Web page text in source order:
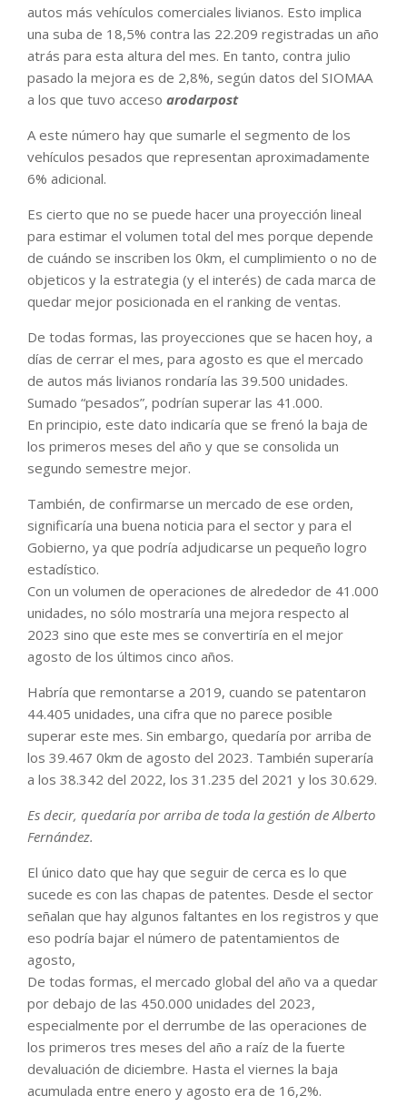
autos más vehículos comerciales livianos. Esto implica
una suba de 18,5% contra las 22.209 registradas un año
atrás para esta altura del mes. En tanto, contra julio
pasado la mejora es de 2,8%, según datos del SIOMAA
a los que tuvo acceso arodarpost
A este número hay que sumarle el segmento de los
vehículos pesados que representan aproximadamente
6% adicional.
Es cierto que no se puede hacer una proyección lineal
para estimar el volumen total del mes porque depende
de cuándo se inscriben los 0km, el cumplimiento o no de
objeticos y la estrategia (y el interés) de cada marca de
quedar mejor posicionada en el ranking de ventas.
De todas formas, las proyecciones que se hacen hoy, a
días de cerrar el mes, para agosto es que el mercado
de autos más livianos rondaría las 39.500 unidades.
Sumado “pesados”, podrían superar las 41.000.
En principio, este dato indicaría que se frenó la baja de
los primeros meses del año y que se consolida un
segundo semestre mejor.
También, de confirmarse un mercado de ese orden,
significaría una buena noticia para el sector y para el
Gobierno, ya que podría adjudicarse un pequeño logro
estadístico.
Con un volumen de operaciones de alrededor de 41.000
unidades, no sólo mostraría una mejora respecto al
2023 sino que este mes se convertiría en el mejor
agosto de los últimos cinco años.
Habría que remontarse a 2019, cuando se patentaron
44.405 unidades, una cifra que no parece posible
superar este mes. Sin embargo, quedaría por arriba de
los 39.467 0km de agosto del 2023. También superaría
a los 38.342 del 2022, los 31.235 del 2021 y los 30.629.
Es decir, quedaría por arriba de toda la gestión de Alberto
Fernández.
El único dato que hay que seguir de cerca es lo que
sucede es con las chapas de patentes. Desde el sector
señalan que hay algunos faltantes en los registros y que
eso podría bajar el número de patentamientos de
agosto,
De todas formas, el mercado global del año va a quedar
por debajo de las 450.000 unidades del 2023,
especialmente por el derrumbe de las operaciones de
los primeros tres meses del año a raíz de la fuerte
devaluación de diciembre. Hasta el viernes la baja
acumulada entre enero y agosto era de 16,2%.